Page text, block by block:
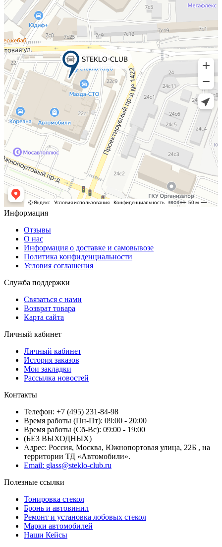
Информация
Отзывы
О нас
Информация о доставке и самовывозе
Политика конфиденциальности
Условия соглашения
Служба поддержки
Связаться с нами
Возврат товара
Карта сайта
Личный кабинет
Личный кабинет
История заказов
Мои закладки
Рассылка новостей
Контакты
Телефон: +7 (495) 231-84-98
Время работы (Пн-Пт): 09:00 - 20:00
Время работы (Сб-Вс): 09:00 - 19:00
(БЕЗ ВЫХОДНЫХ)
Адрес: Россия, Москва, Южнопортовая улица, 22Б , на
территории ТД «Автомобили».
Email: glass@steklo-club.ru
Полезные ссылки
Тонировка стекол
Бронь и автовинил
Ремонт и установка лобовых стекол
Марки автомобилей
Наши Кейсы